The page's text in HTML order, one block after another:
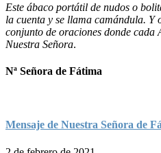
Este ábaco portátil de nudos o
la cuenta y se llama camándula. Y
conjunto de oraciones donde cada
Nuestra Señora.
Nª Señora de Fátima
Mensaje de Nuestra Señora de